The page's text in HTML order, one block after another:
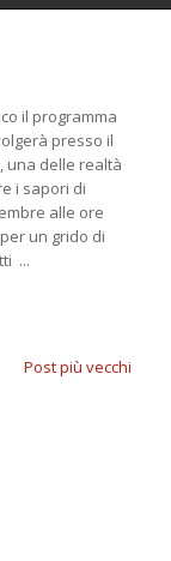
il programma
presso il
una delle realtà
i sapori di
alle ore
un grido di
...
Post più vecchi